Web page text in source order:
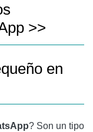
>>
en
? Son un tipo